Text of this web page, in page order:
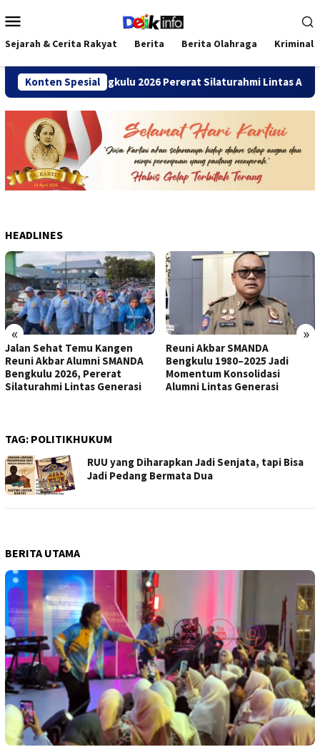
ke
kontenMobile
Sejarah & Cerita Rakyat Berita Berita Olahraga Kriminal
Konten Spesial
SMANDA Bengkulu 2026 Pererat Silaturahmi Lintas Angkatan
HEADLINES
« »
Jalan Sehat Temu Kangen
Reuni Akbar Alumni SMANDA
Bengkulu 2026, Pererat
Silaturahmi Lintas Generasi
Reuni Akbar SMANDA
Bengkulu 1980–2025 Jadi
Momentum Konsolidasi
Alumni Lintas Generasi
TAG: POLITIKHUKUM
RUU yang Diharapkan Jadi Senjata, tapi Bisa
Jadi Pedang Bermata Dua
BERITA UTAMA